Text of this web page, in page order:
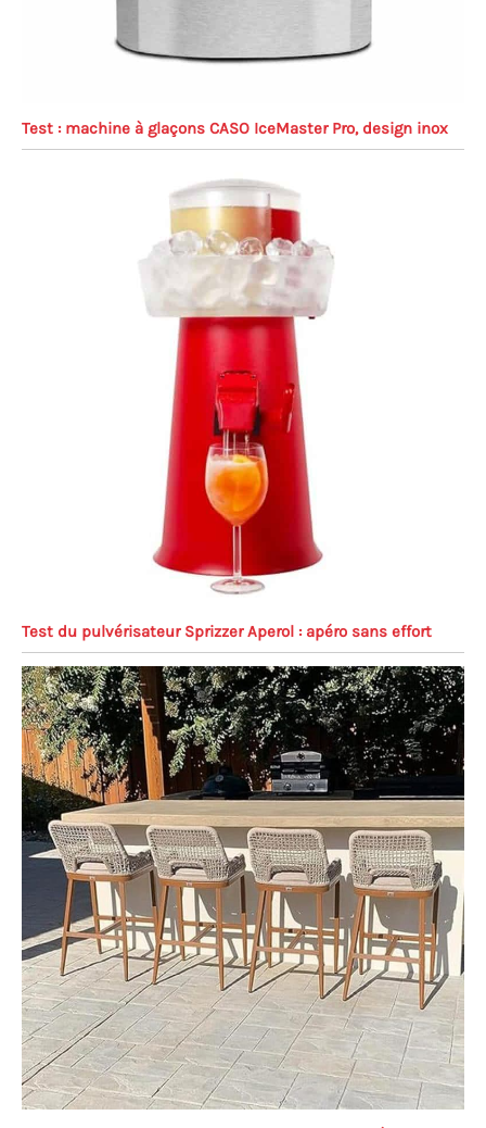
Test : machine à glaçons CASO IceMaster Pro, design inox
Test du pulvérisateur Sprizzer Aperol : apéro sans effort